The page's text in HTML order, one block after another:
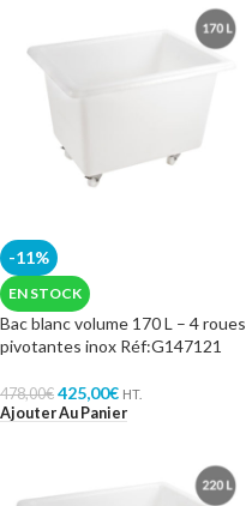
-11%
EN STOCK
Bac blanc volume 170 L – 4 roues
pivotantes inox Réf:G147121
478,00€ 425,00€ HT.
Ajouter Au Panier